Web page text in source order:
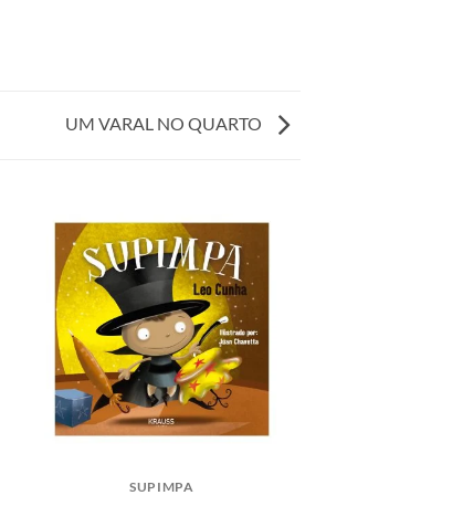
UM VARAL NO QUARTO
SUPIMPA